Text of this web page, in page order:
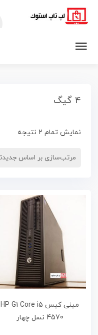
4 گیگ
نمایش تمام 2 نتیجه
مینی کیس HP G1 Core i5
4570 نسل چهار